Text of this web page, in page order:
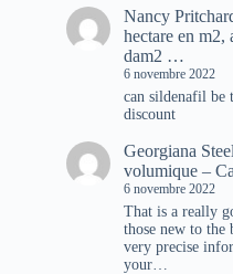
Nancy
hectare en m2,
dam2 …
6 novembre 2022
can sildenafil be
discount
Georgiana
volumique –
6 novembre 2022
That is a really
those new to the
very precise
your…